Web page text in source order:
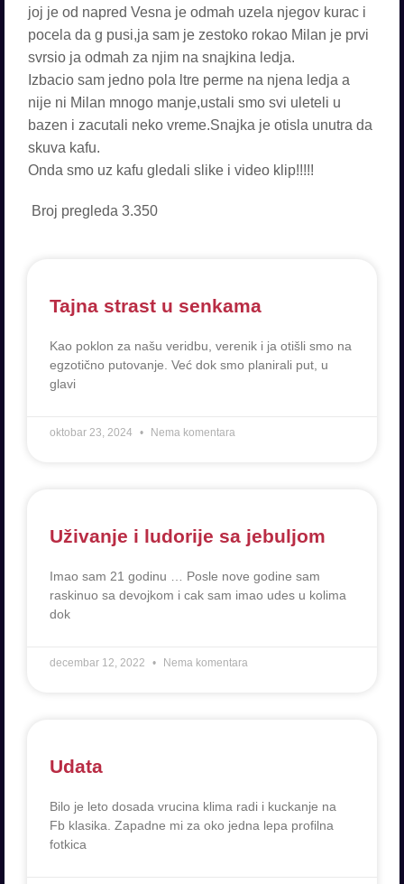
joj je od napred Vesna je odmah uzela njegov kurac i
pocela da g pusi,ja sam je zestoko rokao Milan je prvi
svrsio ja odmah za njim na snajkina ledja.
Izbacio sam jedno pola ltre perme na njena ledja a
nije ni Milan mnogo manje,ustali smo svi uleteli u
bazen i zacutali neko vreme.Snajka je otisla unutra da
skuva kafu.
Onda smo uz kafu gledali slike i video klip!!!!!
Broj pregleda 3.350
Tajna strast u senkama
Kao poklon za našu veridbu, verenik i ja otišli smo na
egzotično putovanje. Već dok smo planirali put, u
glavi
oktobar 23, 2024 Nema komentara
Uživanje i ludorije sa jebuljom
Imao sam 21 godinu … Posle nove godine sam
raskinuo sa devojkom i cak sam imao udes u kolima
dok
decembar 12, 2022 Nema komentara
Udata
Bilo je leto dosada vrucina klima radi i kuckanje na
Fb klasika. Zapadne mi za oko jedna lepa profilna
fotkica